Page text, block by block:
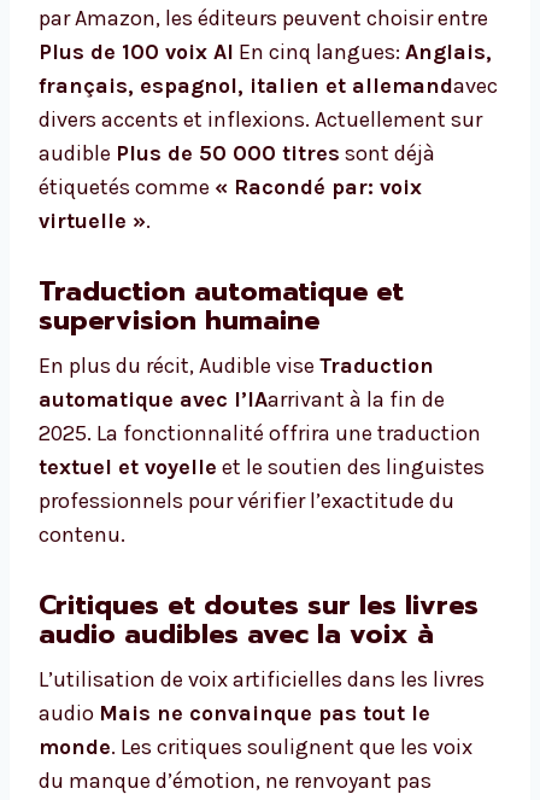
par Amazon, les éditeurs peuvent choisir entre
Plus de 100 voix AI En cinq langues: Anglais,
français, espagnol, italien et allemandavec
divers accents et inflexions. Actuellement sur
audible Plus de 50 000 titres sont déjà
étiquetés comme « Racondé par: voix
virtuelle ».
Traduction automatique et
supervision humaine
En plus du récit, Audible vise Traduction
automatique avec l’IAarrivant à la fin de
2025. La fonctionnalité offrira une traduction
textuel et voyelle et le soutien des linguistes
professionnels pour vérifier l’exactitude du
contenu.
Critiques et doutes sur les livres
audio audibles avec la voix à
L’utilisation de voix artificielles dans les livres
audio Mais ne convainque pas tout le
monde. Les critiques soulignent que les voix
du manque d’émotion, ne renvoyant pas